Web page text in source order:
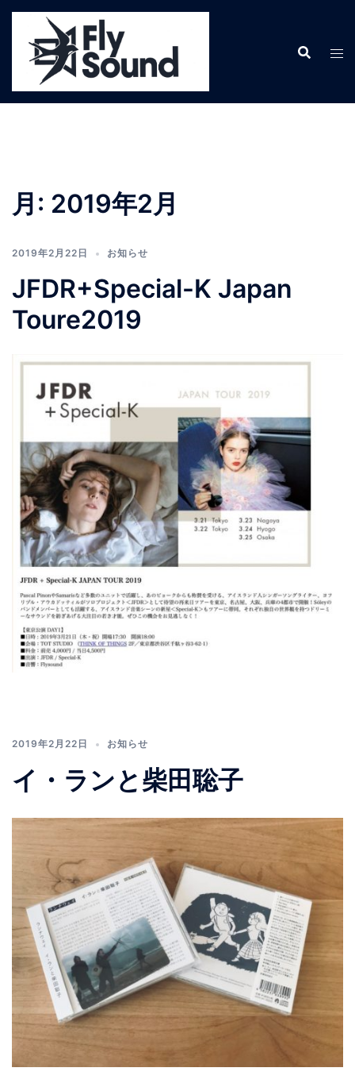
月: 2019年2月
2019年2月22日 お知らせ
JFDR+Special-K Japan
Toure2019
2019年2月22日 お知らせ
イ・ランと柴田聡子